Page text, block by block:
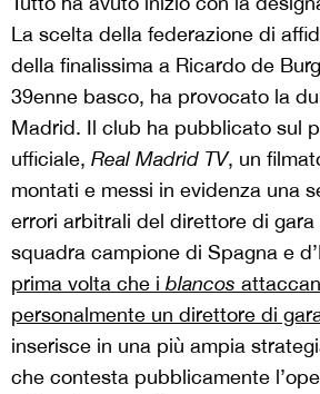
La scelta della federazione di
della finalissima a Ricardo de
39enne basco, ha provocato la
Madrid. Il club ha pubblicato sul
ufficiale, Real Madrid TV, un
montati e messi in evidenza una
errori arbitrali del direttore di gara
squadra campione di Spagna e
prima volta che i blancos
personalmente un direttore di
inserisce in una più ampia
che contesta pubblicamente